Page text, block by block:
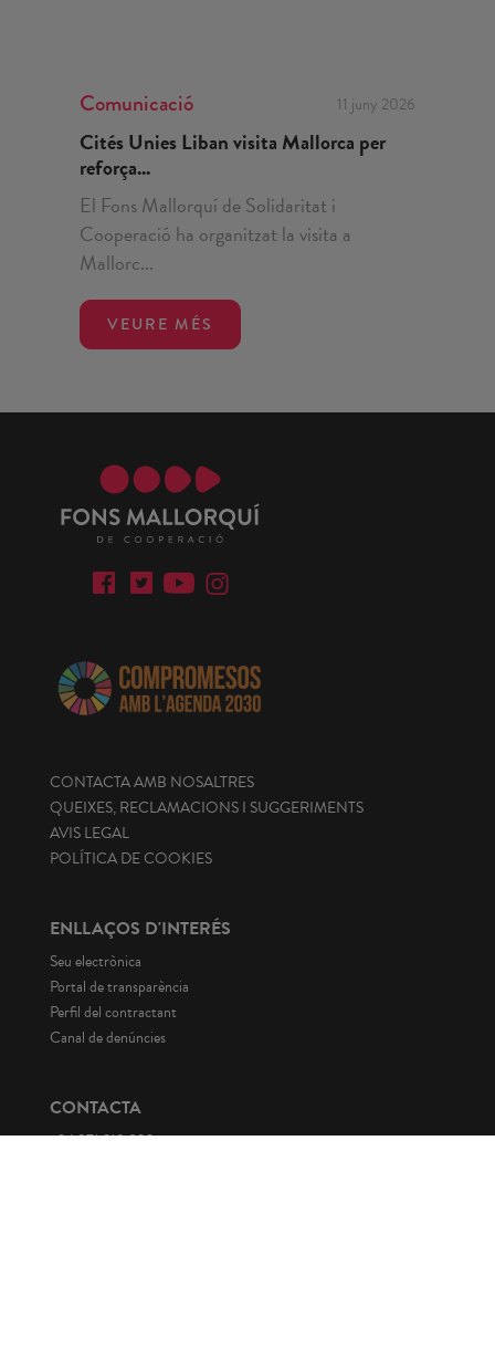
Comunicació 11 juny 2026
Cités Unies Liban visita Mallorca per
reforça...
El Fons Mallorquí de Solidaritat i
Cooperació ha organitzat la visita a
Mallorc...
VEURE MÉS
CONTACTA AMB NOSALTRES
QUEIXES, RECLAMACIONS I SUGGERIMENTS
AVIS LEGAL
POLÍTICA DE COOKIES
ENLLAÇOS D'INTERÉS
Seu electrònica
Portal de transparència
Perfil del contractant
Canal de denúncies
CONTACTA
+34 971 219 820